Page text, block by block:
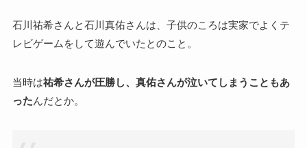
石川祐希さんと石川真佑さんは、子供のころは実家でよくテ
レビゲームをして遊んでいたとのこと。
当時は祐希さんが圧勝し、真佑さんが泣いてしまうこともあ
ったんだとか。